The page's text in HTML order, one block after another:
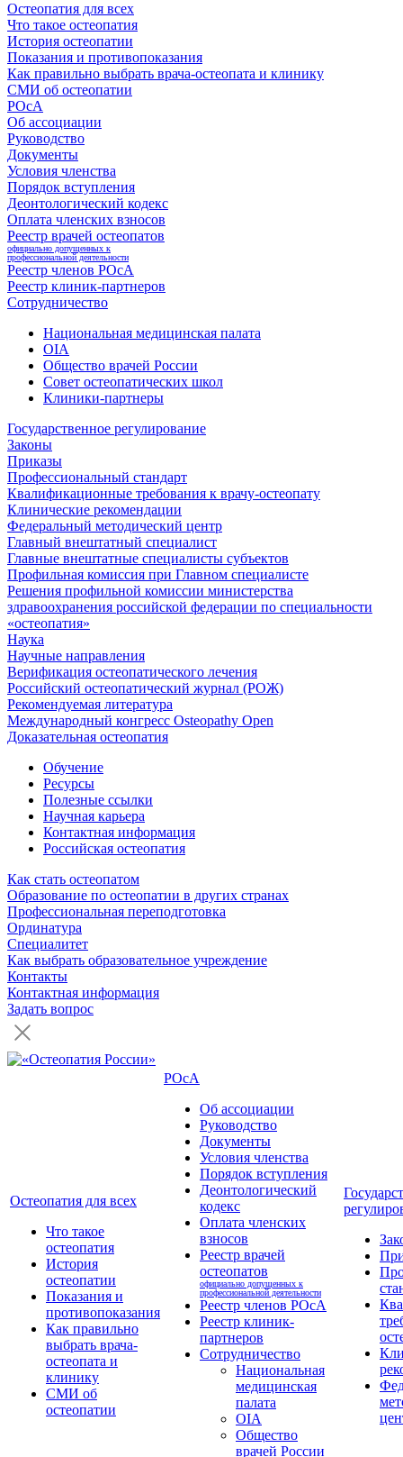
Остеопатия для всех
Что такое остеопатия
История остеопатии
Показания и противопоказания
Как правильно выбрать врача-остеопата и клинику
СМИ об остеопатии
РОсА
Об ассоциации
Руководство
Документы
Условия членства
Порядок вступления
Деонтологический кодекс
Оплата членских взносов
Реестр врачей остеопатов
официально допущенных к
профессиональной деятельности
Реестр членов РОсА
Реестр клиник-партнеров
Сотрудничество
Национальная медицинская палата
OIA
Общество врачей России
Совет остеопатических школ
Клиники-партнеры
Государственное регулирование
Законы
Приказы
Профессиональный стандарт
Квалификационные требования к врачу-остеопату
Клинические рекомендации
Федеральный методический центр
Главный внештатный специалист
Главные внештатные специалисты субъектов
Профильная комиссия при Главном специалисте
Решения профильной комиссии министерства
здравоохранения российской федерации по специальности
«остеопатия»
Наука
Научные направления
Верификация остеопатического лечения
Российский остеопатический журнал (РОЖ)
Рекомендуемая литература
Международный конгресс Osteopathy Open
Доказательная остеопатия
Обучение
Ресурсы
Полезные ссылки
Научная карьера
Контактная информация
Российская остеопатия
Как стать остеопатом
Образование по остеопатии в других странах
Профессиональная переподготовка
Ординатура
Специалитет
Как выбрать образовательное учреждение
Контакты
Контактная информация
Задать вопрос
Остеопатия для всех
Что такое
остеопатия
История
остеопатии
Показания и
противопоказания
Как правильно
выбрать врача-
остеопата и
клинику
СМИ об
остеопатии
РОсА
Об ассоциации
Руководство
Документы
Условия членства
Порядок вступления
Деонтологический
кодекс
Оплата членских
взносов
Реестр врачей
остеопатов
официально допущенных к
профессиональной деятельности
Реестр членов РОсА
Реестр клиник-
партнеров
Сотрудничество
Национальная
медицинская
палата
OIA
Общество
врачей России